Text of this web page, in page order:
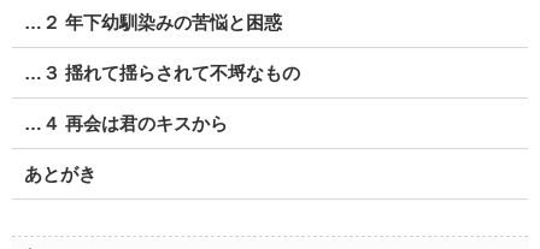
…２ 年下幼馴染みの苦悩と困惑
…３ 揺れて揺らされて不埒なもの
…４ 再会は君のキスから
あとがき